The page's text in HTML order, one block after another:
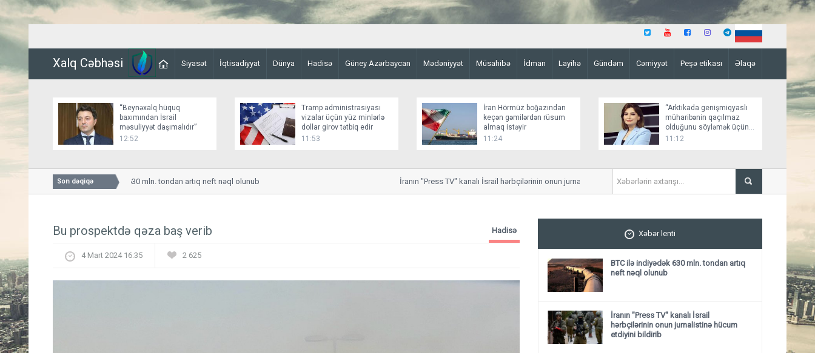
Xalq Cəbhəsi Siyasət İqtisadiyyat Dünya Hadisə Güney Azərbaycan Mədəniyyət Müsahibə İdman Layihə Gündəm Cəmiyyət Peşə etikası Əlaqə
“Beynəxalq hüquq
baxımından İsrail
məsuliyyət daşımalıdır”
12:52
Tramp administrasiyası
vizalar üçün yüz minlərlə
dollar girov tətbiq edir
11:53
İran Hörmüz boğazından
keçən gəmilərdən rüsum
almaq istəyir
11:24
“Arktikada genişmiqyaslı
müharibənin qaçılmaz
olduğunu söyləmək üçün
əsaslı faktlar yoxdur”
11:12
Son dəqiqə
BTC ilə indiyədək 630 mln. tondan artıq neft nəql olunub İranın "Press TV" kanalı İsrail hərbçilərinin onun jurnalistinə hücum etdiyini bildirib Elman Abdullayev
Bu prospektdə qəza baş verib Hadisə
4 Mart 2024 16:35 2 625
Xəbər lenti
BTC ilə indiyədək 630 mln. tondan artıq
neft nəql olunub
İranın "Press TV" kanalı İsrail
hərbçilərinin onun jurnalistinə hücum
etdiyini bildirib